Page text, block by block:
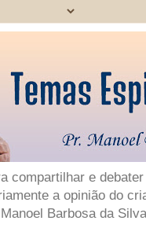
compartilhar e
a opinião do
Barbosa da